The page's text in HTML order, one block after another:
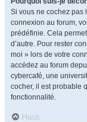
Si vous ne cochez pas
connexion au forum,
prédéfinie. Cela
d’autre. Pour rester
moi » lors de votre
accédez au forum
cybercafé, une
cocher, il est probable
fonctionnalité.
Haut